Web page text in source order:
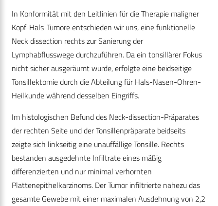
In Konformität mit den Leitlinien für die Therapie maligner
Kopf-Hals-Tumore entschieden wir uns, eine funktionelle
Neck dissection rechts zur Sanierung der
Lymphabflusswege durchzuführen. Da ein tonsillärer Fokus
nicht sicher ausgeräumt wurde, erfolgte eine beidseitige
Tonsillektomie durch die Abteilung für Hals-Nasen-Ohren-
Heilkunde während desselben Eingriffs.
Im histologischen Befund des Neck-dissection-Präparates
der rechten Seite und der Tonsillenpräparate beidseits
zeigte sich linkseitig eine unauffällige Tonsille. Rechts
bestanden ausgedehnte Infiltrate eines mäßig
differenzierten und nur minimal verhornten
Plattenepithelkarzinoms. Der Tumor infiltrierte nahezu das
gesamte Gewebe mit einer maximalen Ausdehnung von 2,2